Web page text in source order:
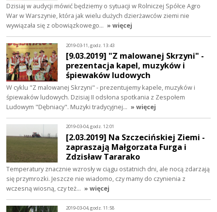
Dzisiaj w audycji mówić będziemy o sytuacji w Rolniczej Spółce Agro
War w Warszynie, która jak wielu dużych dzierżawców ziemi nie
wywiązała się z obowiązkowego… » więcej
2019-03-11, godz. 13:43
[9.03.2019] "Z malowanej Skrzyni" -
prezentacja kapel, muzyków i
śpiewaków ludowych
W cyklu "Z malowanej Skrzyni" - prezentujemy kapele, muzyków i
śpiewaków ludowych. Dzisiaj II odsłona spotkania z Zespołem
Ludowym "Dębniacy". Muzyki tradycyjnej… » więcej
2019-03-04, godz. 12:01
[2.03.2019] Na Szczecińskiej Ziemi -
zapraszają Małgorzata Furga i
Zdzisław Tararako
Temperatury znacznie wzrosły w ciągu ostatnich dni, ale nocą zdarzają
się przymrozki. Jeszcze nie wiadomo, czy mamy do czynienia z
wczesną wiosną, czy też… » więcej
2019-03-04, godz. 11:58